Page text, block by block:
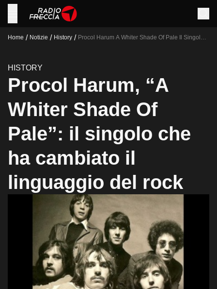
Home / Notizie / History / Procol Harum A Whiter Shade Of Pale Il Singolo
HISTORY
Procol Harum, “A
Whiter Shade Of
Pale”: il singolo che
ha cambiato il
linguaggio del rock